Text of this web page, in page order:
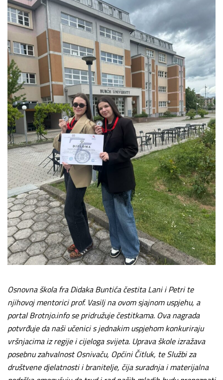
Osnovna škola fra Didaka Buntića čestita Lani i Petri te
njihovoj mentorici prof. Vasilj na ovom sjajnom uspjehu, a
portal Brotnjo.info se pridružuje čestitkama. Ova nagrada
potvrđuje da naši učenici s jednakim uspjehom konkuriraju
vršnjacima iz regije i cijeloga svijeta. Uprava škole izražava
posebnu zahvalnost Osnivaču, Općini Čitluk, te Službi za
društvene djelatnosti i branitelje, čija suradnja i materijalna